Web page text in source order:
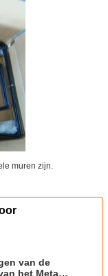
muren zijn.
van de
het Metaal